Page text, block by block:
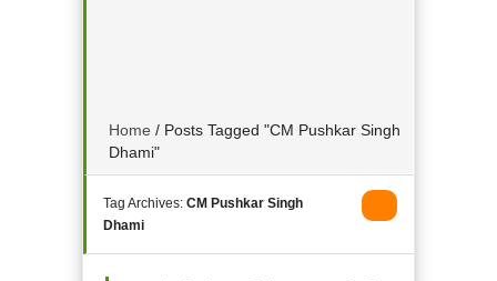
Home / Posts Tagged "CM Pushkar Singh
Dhami"
Tag Archives: CM Pushkar Singh
Dhami